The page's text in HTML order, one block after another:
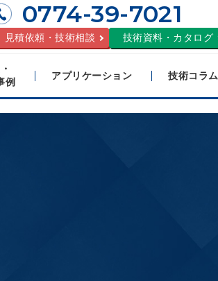
0774-39-7021
見積依頼・技術相談 技術資料・カタログ
例
アプリケーション 技術コラム